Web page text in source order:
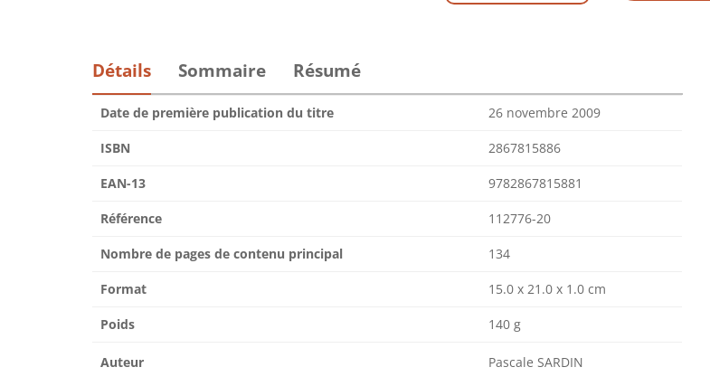
Détails Sommaire Résumé
Date de première publication du titre 26 novembre 2009
ISBN 2867815886
EAN-13 9782867815881
Référence 112776-20
Nombre de pages de contenu principal 134
Format 15.0 x 21.0 x 1.0 cm
Poids 140 g
Auteur Pascale SARDIN